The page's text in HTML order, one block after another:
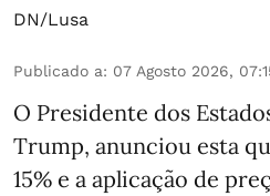
DN/Lusa
Publicado a: 07 Agosto 2026,
O Presidente dos
Trump, anunciou esta
15% e a aplicação de